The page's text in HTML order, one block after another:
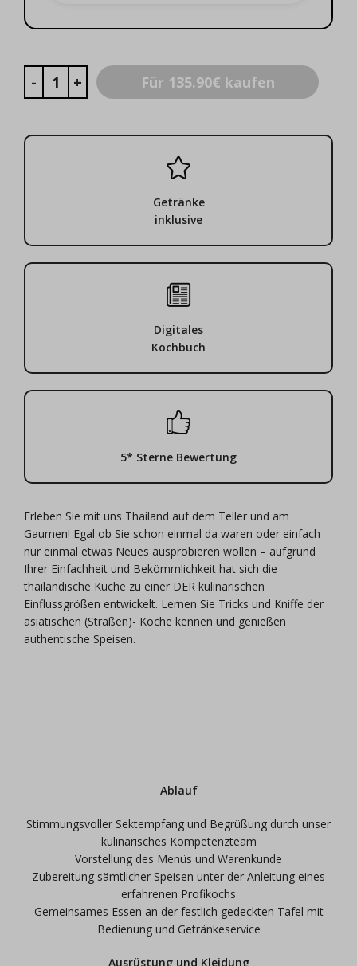
Für 135.90€ kaufen
Getränke
inklusive
Digitales
Kochbuch
5* Sterne Bewertung
Erleben Sie mit uns Thailand auf dem Teller und am
Gaumen! Egal ob Sie schon einmal da waren oder einfach
nur einmal etwas Neues ausprobieren wollen – aufgrund
Ihrer Einfachheit und Bekömmlichkeit hat sich die
thailändische Küche zu einer DER kulinarischen
Einflussgrößen entwickelt. Lernen Sie Tricks und Kniffe der
asiatischen (Straßen)- Köche kennen und genießen
authentische Speisen.
Ablauf
Stimmungsvoller Sektempfang und Begrüßung durch unser
kulinarisches Kompetenzteam
Vorstellung des Menüs und Warenkunde
Zubereitung sämtlicher Speisen unter der Anleitung eines
erfahrenen Profikochs
Gemeinsames Essen an der festlich gedeckten Tafel mit
Bedienung und Getränkeservice
Ausrüstung und Kleidung